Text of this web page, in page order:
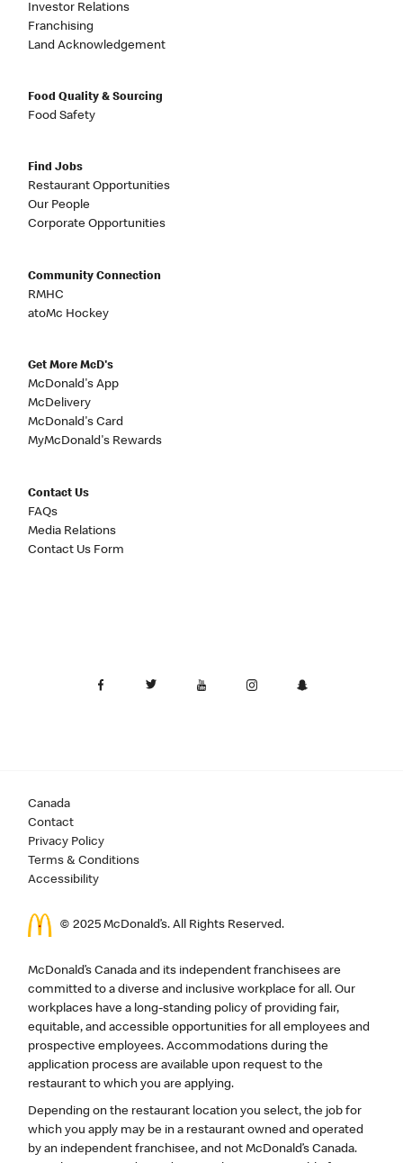
Investor Relations
Franchising
Land Acknowledgement
Food Quality & Sourcing
Food Safety
Find Jobs
Restaurant Opportunities
Our People
Corporate Opportunities
Community Connection
RMHC
atoMc Hockey
Get More McD's
McDonald's App
McDelivery
McDonald's Card
MyMcDonald's Rewards
Contact Us
FAQs
Media Relations
Contact Us Form
Canada
Contact
Privacy Policy
Terms & Conditions
Accessibility
© 2025 McDonald’s. All Rights Reserved.
McDonald’s Canada and its independent franchisees are
committed to a diverse and inclusive workplace for all. Our
workplaces have a long-standing policy of providing fair,
equitable, and accessible opportunities for all employees and
prospective employees. Accommodations during the
application process are available upon request to the
restaurant to which you are applying.
Depending on the restaurant location you select, the job for
which you apply may be in a restaurant owned and operated
by an independent franchisee, and not McDonald’s Canada.